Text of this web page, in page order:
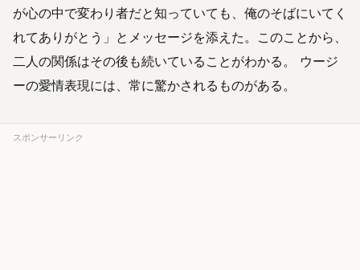
が心の中で変わり者だと知っていても、俺のそばにいてく
れてありがとう」とメッセージを添えた。このことから、
二人の関係はその後も続いていることがわかる。 ウージ
ーの愛情表現には、常に驚かされるものがある。
スポンサーリンク